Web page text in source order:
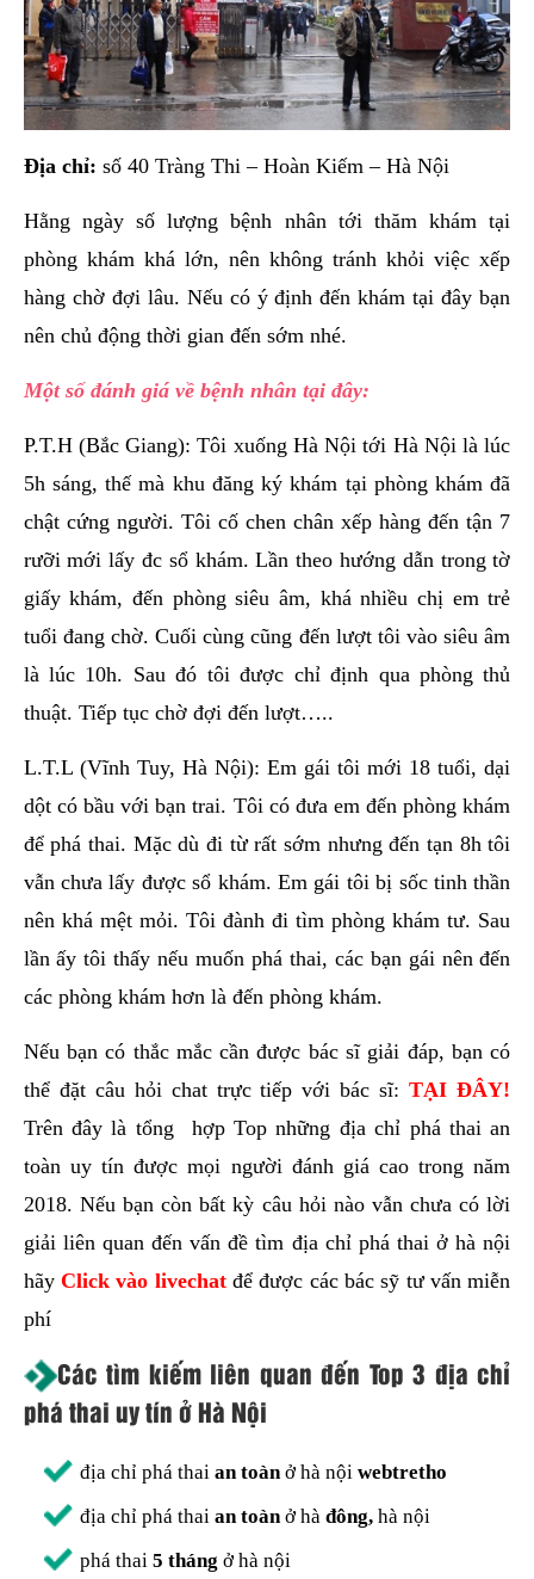
Địa chỉ: số 40 Tràng Thi – Hoàn Kiếm – Hà Nội
Hằng ngày số lượng bệnh nhân tới thăm khám tại
phòng khám khá lớn, nên không tránh khỏi việc xếp
hàng chờ đợi lâu. Nếu có ý định đến khám tại đây bạn
nên chủ động thời gian đến sớm nhé.
Một số đánh giá về bệnh nhân tại đây:
P.T.H (Bắc Giang): Tôi xuống Hà Nội tới Hà Nội là lúc
5h sáng, thế mà khu đăng ký khám tại phòng khám đã
chật cứng người. Tôi cố chen chân xếp hàng đến tận 7
rưỡi mới lấy đc sổ khám. Lần theo hướng dẫn trong tờ
giấy khám, đến phòng siêu âm, khá nhiều chị em trẻ
tuổi đang chờ. Cuối cùng cũng đến lượt tôi vào siêu âm
là lúc 10h. Sau đó tôi được chỉ định qua phòng thủ
thuật. Tiếp tục chờ đợi đến lượt…..
L.T.L (Vĩnh Tuy, Hà Nội): Em gái tôi mới 18 tuổi, dại
dột có bầu với bạn trai. Tôi có đưa em đến phòng khám
để phá thai. Mặc dù đi từ rất sớm nhưng đến tạn 8h tôi
vẫn chưa lấy được sổ khám. Em gái tôi bị sốc tinh thần
nên khá mệt mỏi. Tôi đành đi tìm phòng khám tư. Sau
lần ấy tôi thấy nếu muốn phá thai, các bạn gái nên đến
các phòng khám hơn là đến phòng khám.
Nếu bạn có thắc mắc cần được bác sĩ giải đáp, bạn có
thể đặt câu hỏi chat trực tiếp với bác sĩ:TẠI ĐÂY!
Trên đây là tổng hợp Top những địa chỉ phá thai an
toàn uy tín được mọi người đánh giá cao trong năm
2018. Nếu bạn còn bất kỳ câu hỏi nào vẫn chưa có lời
giải liên quan đến vấn đề tìm địa chỉ phá thai ở hà nội
hãy Click vào livechatđể được các bác sỹ tư vấn miễn
phí
Các tìm kiếm liên quan đến Top 3 địa chỉ
phá thai uy tín ở Hà Nội
địa chỉ phá thaian toànở hà nộiwebtretho
địa chỉ phá thaian toànở hàđông, hà nội
phá thai5 tháng ở hà nội